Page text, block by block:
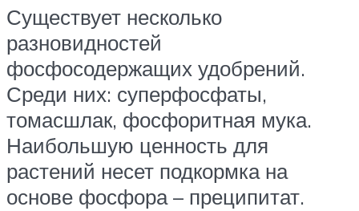
Существует несколько
разновидностей
фосфосодержащих удобрений.
Среди них: суперфосфаты,
томасшлак, фосфоритная мука.
Наибольшую ценность для
растений несет подкормка на
основе фосфора – преципитат.